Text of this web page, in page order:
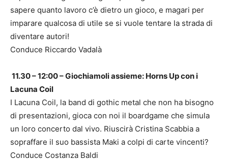
sapere quanto lavoro c’è dietro un gioco, e magari per
imparare qualcosa di utile se si vuole tentare la strada di
diventare autori!
Conduce Riccardo Vadalà
11.30 – 12:00 – Giochiamoli assieme: Horns Up con i
Lacuna Coil
I Lacuna Coil, la band di gothic metal che non ha bisogno
di presentazioni, gioca con noi il boardgame che simula
un loro concerto dal vivo. Riuscirà Cristina Scabbia a
sopraffare il suo bassista Maki a colpi di carte vincenti?
Conduce Costanza Baldi